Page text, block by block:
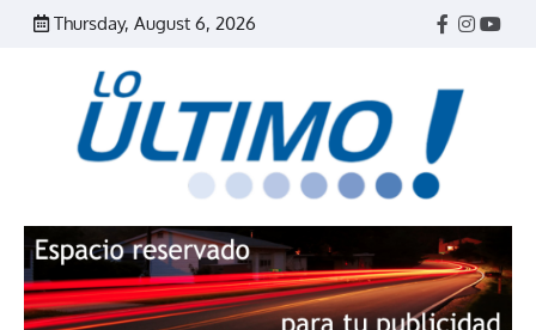
Skip
Thursday, August 6, 2026
Facebook